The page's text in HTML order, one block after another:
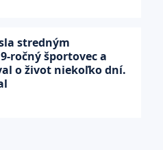
stredným
ročný športovec a
o život niekoľko dní.